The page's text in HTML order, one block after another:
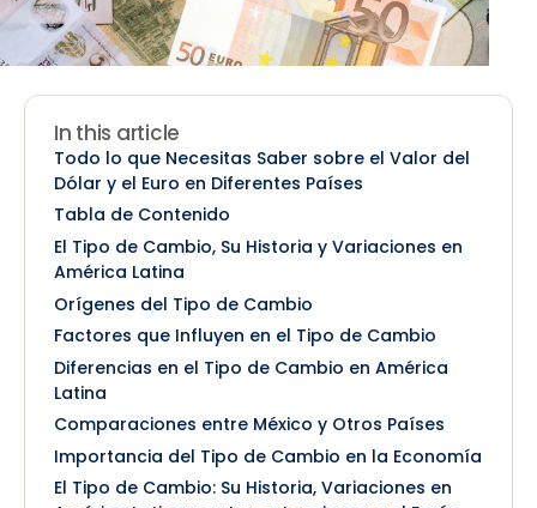
In this article
Todo lo que Necesitas Saber sobre el Valor del
Dólar y el Euro en Diferentes Países
Tabla de Contenido
El Tipo de Cambio, Su Historia y Variaciones en
América Latina
Orígenes del Tipo de Cambio
Factores que Influyen en el Tipo de Cambio
Diferencias en el Tipo de Cambio en América
Latina
Comparaciones entre México y Otros Países
Importancia del Tipo de Cambio en la Economía
El Tipo de Cambio: Su Historia, Variaciones en